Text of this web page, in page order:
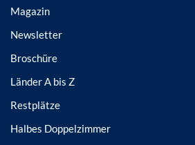
Magazin
Newsletter
Broschüre
Länder A bis Z
Restplätze
Halbes Doppelzimmer